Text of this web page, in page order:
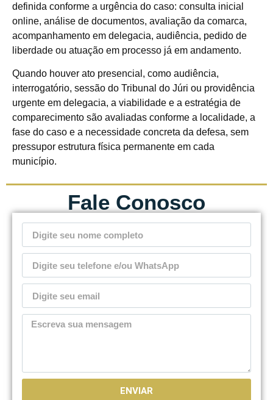
definida conforme a urgência do caso: consulta inicial
online, análise de documentos, avaliação da comarca,
acompanhamento em delegacia, audiência, pedido de
liberdade ou atuação em processo já em andamento.
Quando houver ato presencial, como audiência,
interrogatório, sessão do Tribunal do Júri ou providência
urgente em delegacia, a viabilidade e a estratégia de
comparecimento são avaliadas conforme a localidade, a
fase do caso e a necessidade concreta da defesa, sem
pressupor estrutura física permanente em cada
município.
Fale Conosco
ENVIAR